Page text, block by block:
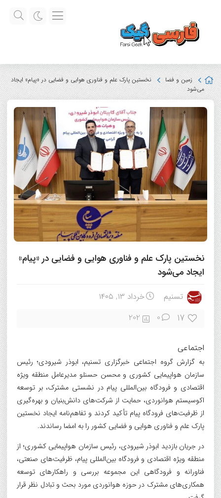
زمین و فضا
نخستین پارک علم و فناوری هوایی و فضایی در «پیام» ایجاد
می‌شود
نخستین پارک علم و فناوری هوایی و فضایی در «پیام»
ایجاد می‌شود
تسنیم خرداد ۱۳, ۱۴۰۵
17
0
202
اجتماعی
به گزارش گروه اجتماعی خبرگزاری تسنیم، ابوذر شیرودی؛ رئیس
سازمان هواپیمایی کشوری و محسن حسنلو مدیرعامل منطقه ویژه
اقتصادی و فرودگاه بین‌المللی پیام در نشستی مشترک، بر توسعه
اکوسیستم هوانوردی، حمایت از شرکت‌های دانش‌بنیان و بهره‌گیری
از ظرفیت‌های فرودگاه پیام تأکید کردند و تفاهم‌نامه ایجاد نخستین
پارک علم و فناوری هوایی و فضایی کشور را به امضا رساندند.
در جریان بازدید ابوذر شیرودی، رئیس سازمان هواپیمایی کشوری؛ از
منطقه ویژه اقتصادی و فرودگاه بین‌المللی پیام، ظرفیت‌های صنعتی،
فناورانه و فرودگاهی این مجموعه بررسی و راهکارهای توسعه
همکاری‌های مشترک در حوزه هوانوردی مورد بحث و تبادل نظر قرار